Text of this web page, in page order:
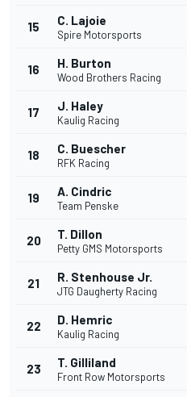
15 C. Lajoie
Spire Motorsports
16 H. Burton
Wood Brothers Racing
17 J. Haley
Kaulig Racing
18 C. Buescher
RFK Racing
19 A. Cindric
Team Penske
20 T. Dillon
Petty GMS Motorsports
21 R. Stenhouse Jr.
JTG Daugherty Racing
22 D. Hemric
Kaulig Racing
23 T. Gilliland
Front Row Motorsports